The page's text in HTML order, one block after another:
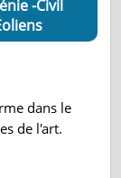
-Civil
dans le
de l'art.